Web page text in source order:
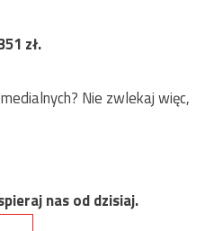
zł.
Nie zwlekaj więc,
nas od dzisiaj.